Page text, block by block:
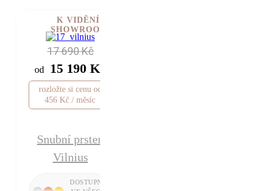
17 690 Kč
od 15 190 Kč
rozložte si cenu od
456 Kč / měsíc
Snubní prsten
Vilnius
K VIDĚNÍ V
SHOWROOMU